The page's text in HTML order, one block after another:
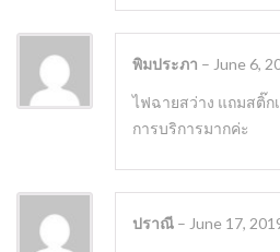
พิมประภา – June 6,
ไฟฉายสว่าง แถมสติ๊ก
การบริการมากค่ะ
ปราณี – June 17,